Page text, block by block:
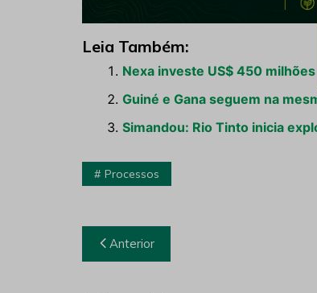
Leia Também:
Nexa investe US$ 450 milhões
Guiné e Gana seguem na
Simandou: Rio Tinto inicia
Processos
Navegação
de
Anterior